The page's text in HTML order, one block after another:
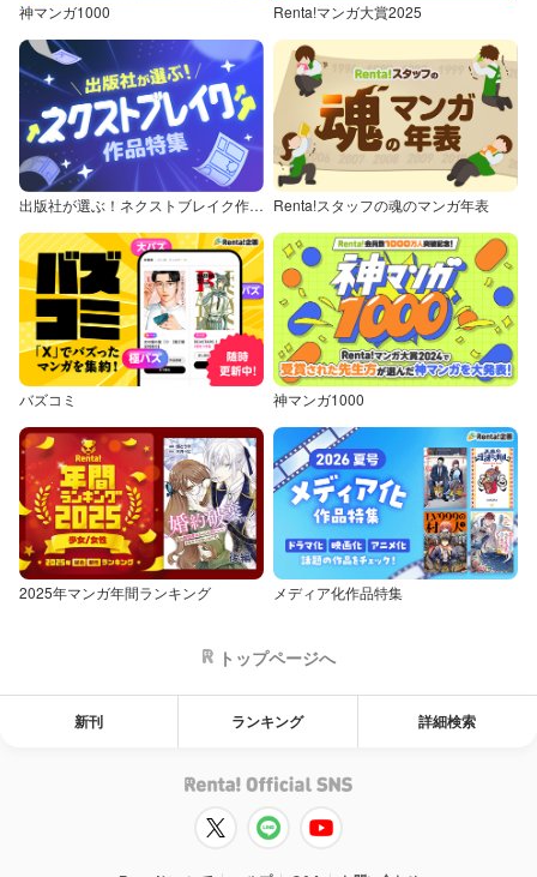
神マンガ1000 Renta!マンガ大賞2025
出版社が選ぶ！ネクストブレイク作品特集 Renta!スタッフの魂のマンガ年表
バズコミ 神マンガ1000
2025年マンガ年間ランキング メディア化作品特集
トップページへ
新刊 ランキング 詳細検索